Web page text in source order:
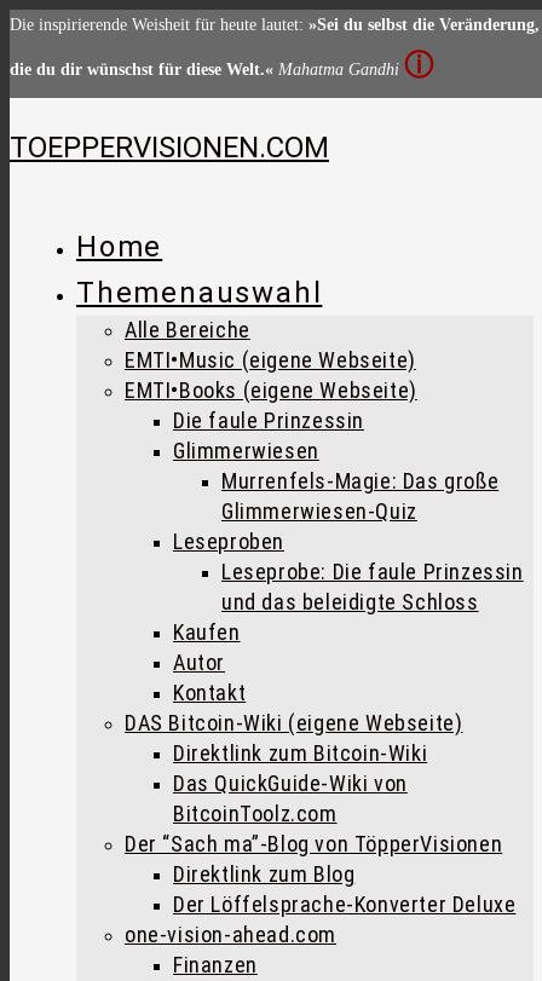
Zum
Die inspirierende Weisheit für heute lautet: »Sei du selbst die Veränderung,
die du dir wünschst für diese Welt.« Mahatma Gandhi ⓘ
TOEPPERVISIONEN.COM
Home
Themenauswahl
Alle Bereiche
EMTI•Music (eigene Webseite)
EMTI•Books (eigene Webseite)
Die faule Prinzessin
Glimmerwiesen
Murrenfels-Magie: Das große
Glimmerwiesen-Quiz
Leseproben
Leseprobe: Die faule Prinzessin
und das beleidigte Schloss
Kaufen
Autor
Kontakt
DAS Bitcoin-Wiki (eigene Webseite)
Direktlink zum Bitcoin-Wiki
Das QuickGuide-Wiki von
BitcoinToolz.com
Der “Sach ma”-Blog von TöpperVisionen
Direktlink zum Blog
Der Löffelsprache-Konverter Deluxe
one-vision-ahead.com
Finanzen